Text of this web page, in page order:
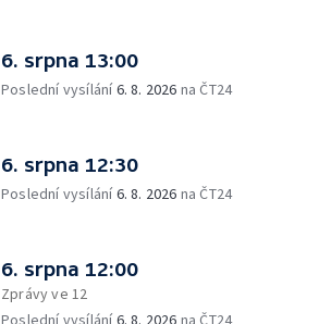
6. srpna 13:00
Poslední vysílání6. 8. 2026 na ČT24
6. srpna 12:30
Poslední vysílání6. 8. 2026 na ČT24
6. srpna 12:00
Zprávy ve 12
Poslední vysílání6. 8. 2026 na ČT24